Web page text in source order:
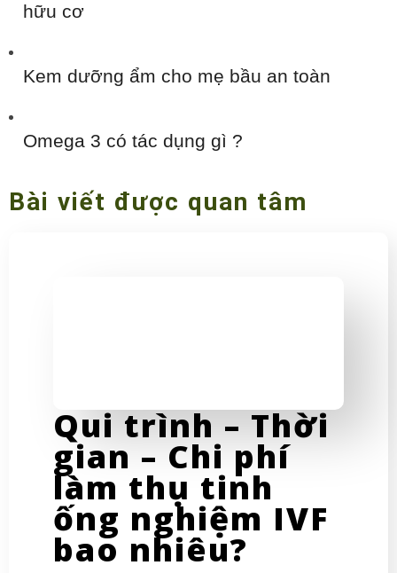
hữu cơ
Kem dưỡng ẩm cho mẹ bầu an toàn
Omega 3 có tác dụng gì ?
Bài viết được quan tâm
Qui trình – Thời
gian – Chi phí
làm thụ tinh
ống nghiệm IVF
bao nhiêu?